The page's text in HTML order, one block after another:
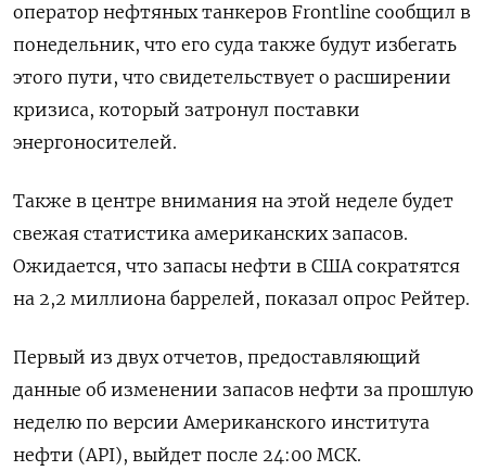
оператор нефтяных танкеров Frontline сообщил в
понедельник, что его суда также будут избегать
этого пути, что свидетельствует о расширении
кризиса, который затронул поставки
энергоносителей.
Также в центре внимания на этой неделе будет
свежая статистика американских запасов.
Ожидается, что запасы нефти в США сократятся
на 2,2 миллиона баррелей, показал опрос Рейтер.
Первый из двух отчетов, предоставляющий
данные об изменении запасов нефти за прошлую
неделю по версии Американского института
нефти (API), выйдет после 24:00 МСК.